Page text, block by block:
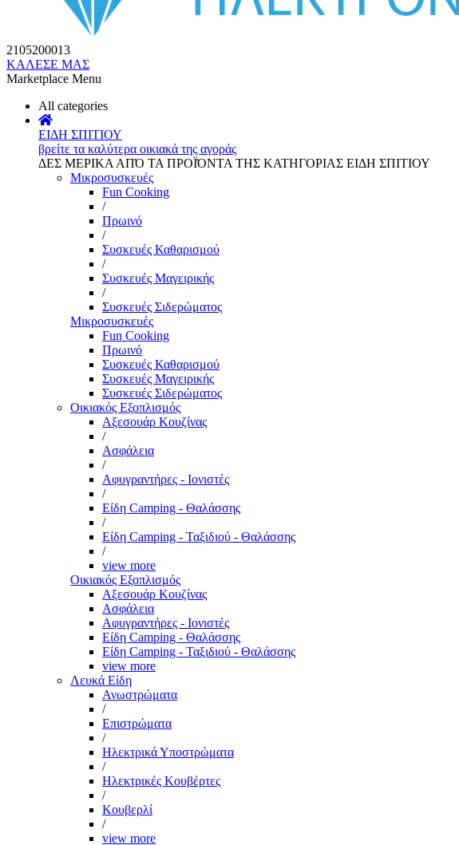
2105200013
ΚΑΛΕΣΕ ΜΑΣ
Marketplace Menu
All categories
ΕΙΔΗ ΣΠΙΤΙΟΥ
βρείτε τα καλύτερα οικιακά της αγοράς
ΔΕΣ ΜΕΡΙΚΑ ΑΠΌ ΤΑ ΠΡΟΪΌΝΤΑ ΤΗΣ ΚΑΤΗΓΟΡΙΑΣ ΕΙΔΗ ΣΠΙΤΙΟΥ
Μικροσυσκευές
Fun Cooking
/
Πρωινό
/
Συσκευές Καθαρισμού
/
Συσκευές Μαγειρικής
/
Συσκευές Σιδερώματος
Μικροσυσκευές
Fun Cooking
Πρωινό
Συσκευές Καθαρισμού
Συσκευές Μαγειρικής
Συσκευές Σιδερώματος
Οικιακός Εξοπλισμός
Αξεσουάρ Κουζίνας
/
Ασφάλεια
/
Αφυγραντήρες - Ιονιστές
/
Είδη Camping - Θαλάσσης
/
Είδη Camping - Ταξιδιού - Θαλάσσης
/
view more
Οικιακός Εξοπλισμός
Αξεσουάρ Κουζίνας
Ασφάλεια
Αφυγραντήρες - Ιονιστές
Είδη Camping - Θαλάσσης
Είδη Camping - Ταξιδιού - Θαλάσσης
view more
Λευκά Είδη
Ανωστρώματα
/
Επιστρώματα
/
Ηλεκτρικά Υποστρώματα
/
Ηλεκτρικές Κουβέρτες
/
Κουβερλί
/
view more